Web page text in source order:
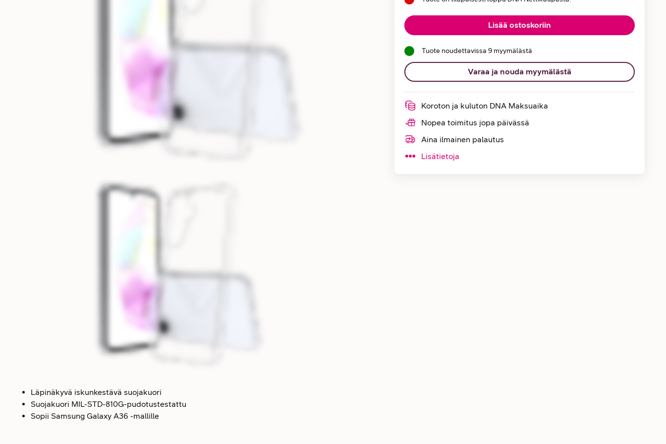
Läpinäkyvä iskunkestävä suojakuori
Suojakuori MIL-STD-810G-pudotustestattu
Sopii Samsung Galaxy A36 -mallille
Lisää ostoskoriin
Tuote noudettavissa 9 myymälästä
Varaa ja nouda myymälästä
Koroton ja kuluton DNA Maksuaika
Nopea toimitus jopa päivässä
Aina ilmainen palautus
Lisätietoja